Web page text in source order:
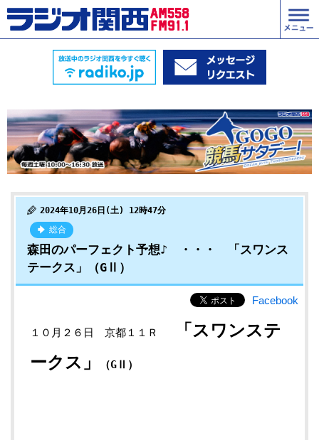
2024年10月26日(土) 12時47分
総合
森田のパーフェクト予想♪ ・・・ 「スワンス
テークス」（GⅡ）
Facebook
１０月２６日 京都１１Ｒ
「スワンステ
ークス 」 （GⅡ）